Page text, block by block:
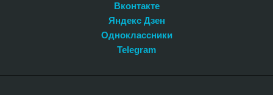
Вконтакте
Яндекс Дзен
Одноклассники
Telegram